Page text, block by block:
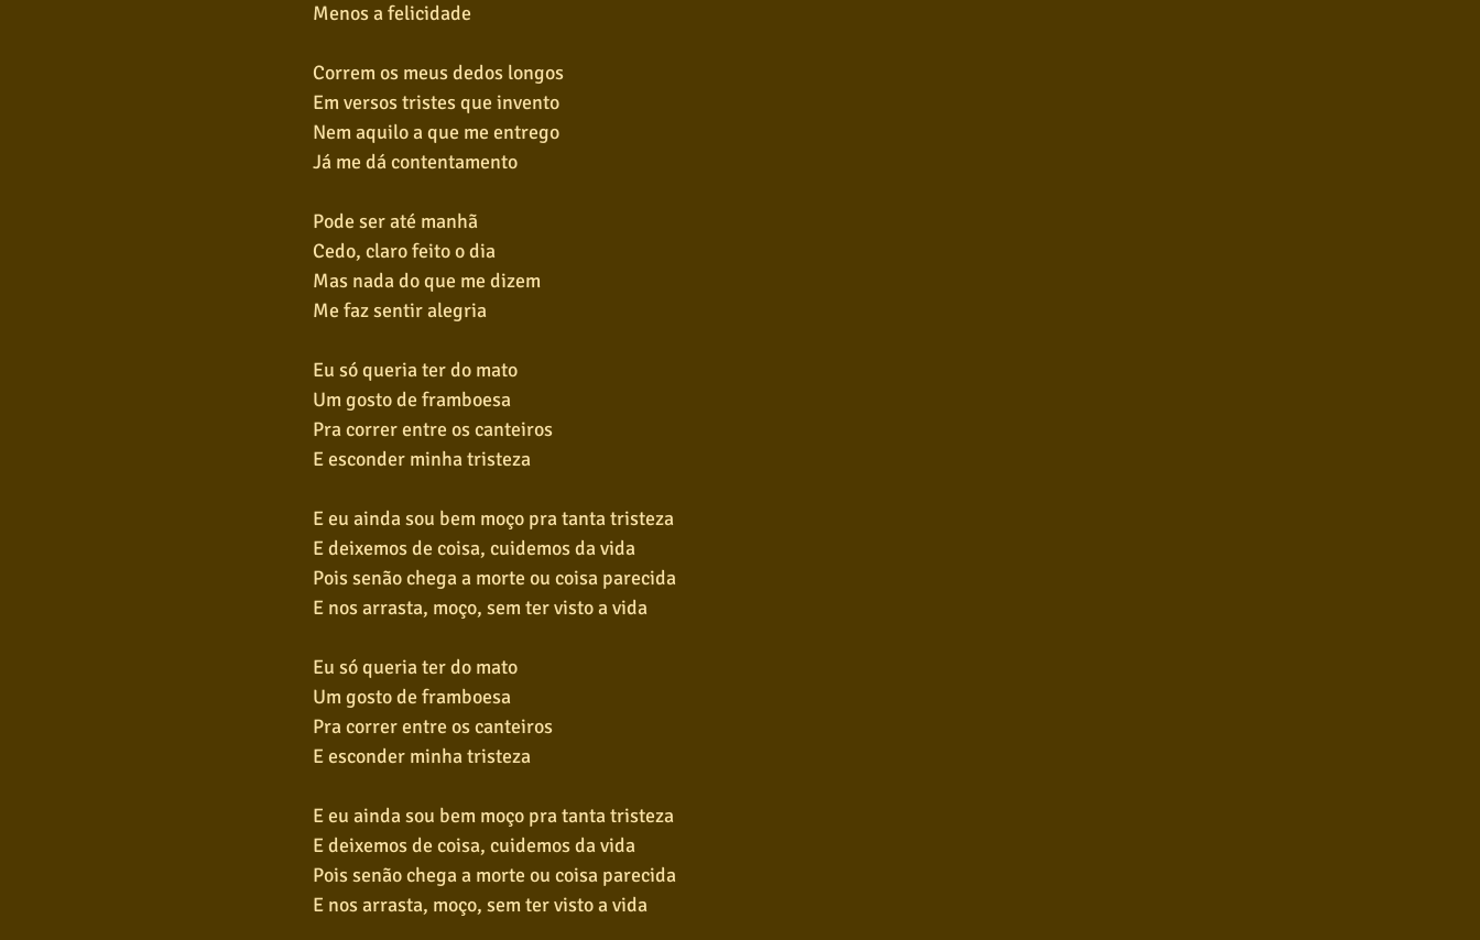
Menos a felicidade
Correm os meus dedos longos
Em versos tristes que invento
Nem aquilo a que me entrego
Já me dá contentamento
Pode ser até manhã
Cedo, claro feito o dia
Mas nada do que me dizem
Me faz sentir alegria
Eu só queria ter do mato
Um gosto de framboesa
Pra correr entre os canteiros
E esconder minha tristeza
E eu ainda sou bem moço pra tanta tristeza
E deixemos de coisa, cuidemos da vida
Pois senão chega a morte ou coisa parecida
E nos arrasta, moço, sem ter visto a vida
Eu só queria ter do mato
Um gosto de framboesa
Pra correr entre os canteiros
E esconder minha tristeza
E eu ainda sou bem moço pra tanta tristeza
E deixemos de coisa, cuidemos da vida
Pois senão chega a morte ou coisa parecida
E nos arrasta, moço, sem ter visto a vida